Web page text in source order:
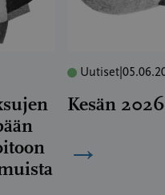
Uutiset|
Kesän
→